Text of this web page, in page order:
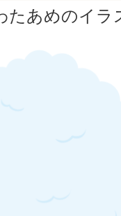
たあめのイラ